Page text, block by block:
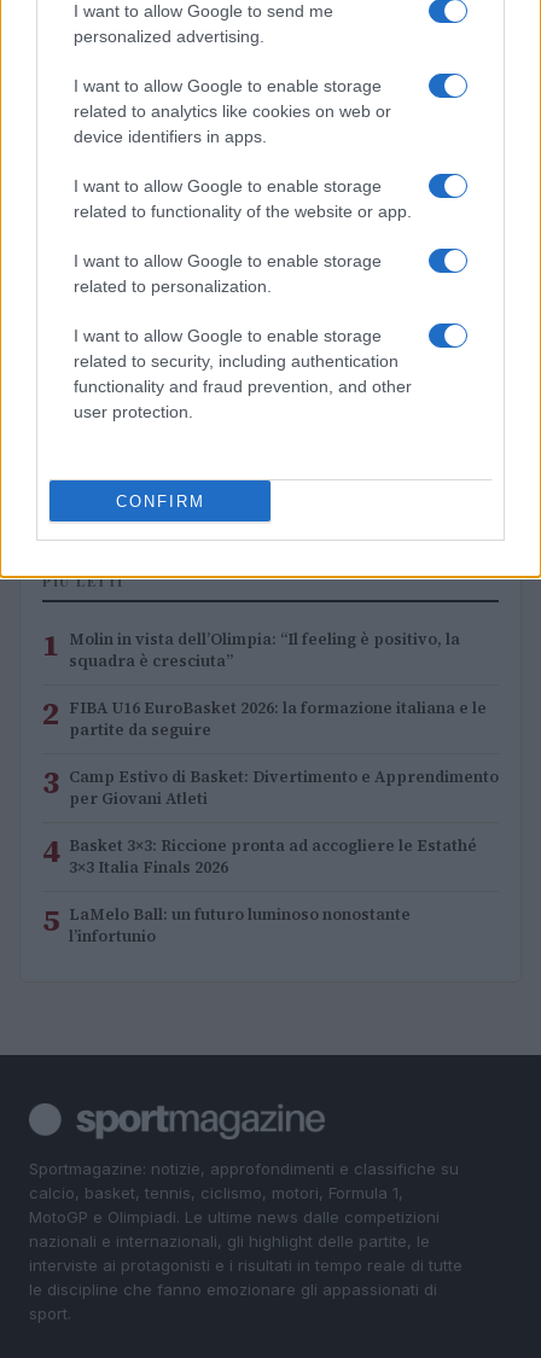
I want to allow Google to send me
personalized advertising.
I want to allow Google to enable storage
related to analytics like cookies on web or
device identifiers in apps.
I want to allow Google to enable storage
related to functionality of the website or app.
I want to allow Google to enable storage
related to personalization.
I want to allow Google to enable storage
related to security, including authentication
functionality and fraud prevention, and other
user protection.
CONFIRM
colpo a chilometro zero
Andrea Conforti · 4 Ago 2026
BASKET
Ilaria Mauri · 3 Ago 2026
PIÙ LETTI
1 Molin in vista dell’Olimpia: “Il feeling è positivo, la
squadra è cresciuta”
2 FIBA U16 EuroBasket 2026: la formazione italiana e le
partite da seguire
3 Camp Estivo di Basket: Divertimento e Apprendimento
per Giovani Atleti
4 Basket 3×3: Riccione pronta ad accogliere le Estathé
3×3 Italia Finals 2026
5 LaMelo Ball: un futuro luminoso nonostante
l’infortunio
Sportmagazine: notizie, approfondimenti e classifiche su
calcio, basket, tennis, ciclismo, motori, Formula 1,
MotoGP e Olimpiadi. Le ultime news dalle competizioni
nazionali e internazionali, gli highlight delle partite, le
interviste ai protagonisti e i risultati in tempo reale di tutte
le discipline che fanno emozionare gli appassionati di
sport.